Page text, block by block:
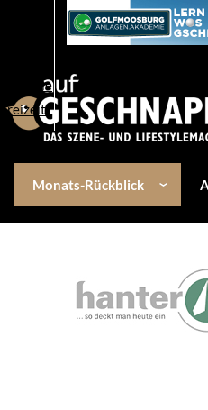
Lifestyle
Freizeit
Monats-Rückblick